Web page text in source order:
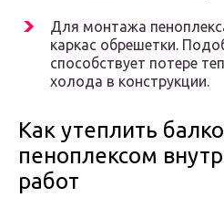
Для монтажа
каркас обрешетки.
способствует потере
холода в конструкции.
Как утеплить
пеноплексом
работ